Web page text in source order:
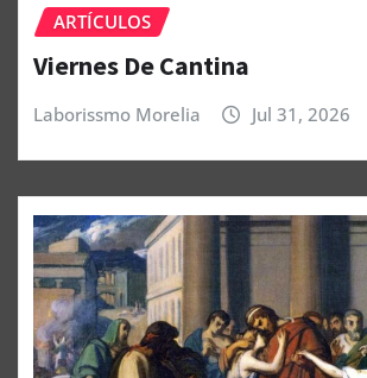
ARTÍCULOS
Viernes De Cantina
Laborissmo Morelia Jul 31, 2026